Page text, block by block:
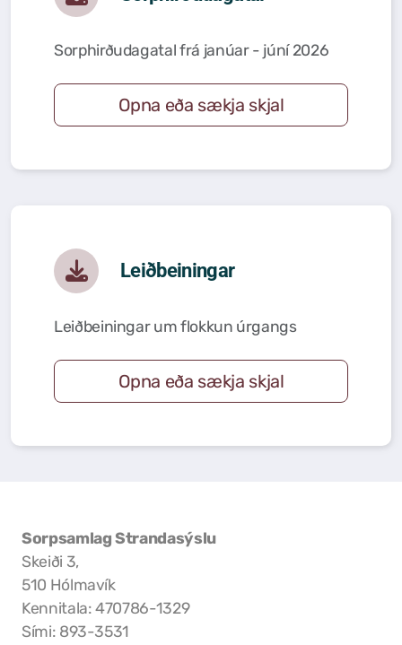
Sorphirðudagatal frá janúar - júní 2026
Opna eða sækja skjal
Leiðbeiningar
Leiðbeiningar um flokkun úrgangs
Opna eða sækja skjal
Sorpsamlag Strandasýslu
Skeiði 3,
510 Hólmavík
Kennitala: 470786-1329
Sími: 893-3531
Sundlaugin á Drangsnesi
Verslunarfélag Drangsness
Gististaðir